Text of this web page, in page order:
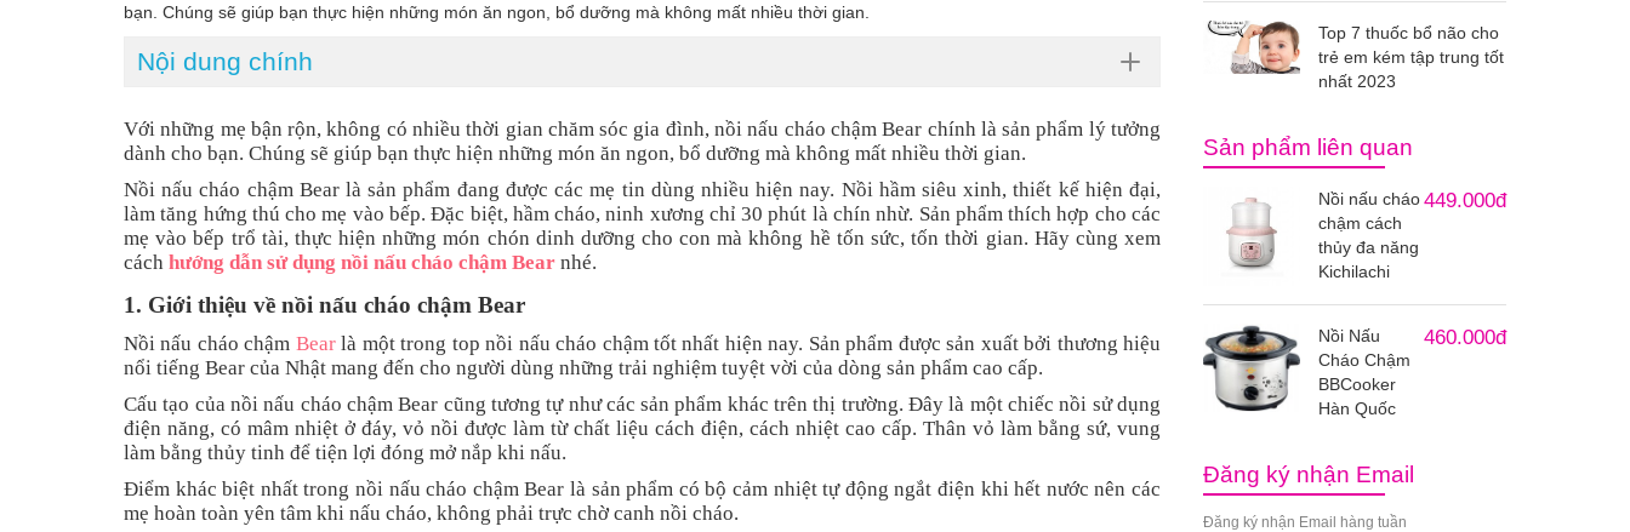
bạn. Chúng sẽ giúp bạn thực hiện những món ăn ngon, bổ dưỡng mà không mất nhiều thời gian.
Nội dung chính
Với những mẹ bận rộn, không có nhiều thời gian chăm sóc gia đình, nồi nấu cháo chậm Bear chính là sản phẩm lý tưởng
dành cho bạn. Chúng sẽ giúp bạn thực hiện những món ăn ngon, bổ dưỡng mà không mất nhiều thời gian.
Nồi nấu cháo chậm Bear là sản phẩm đang được các mẹ tin dùng nhiều hiện nay. Nồi hầm siêu xinh, thiết kế hiện đại,
làm tăng hứng thú cho mẹ vào bếp. Đặc biệt, hầm cháo, ninh xương chỉ 30 phút là chín nhừ. Sản phẩm thích hợp cho các
mẹ vào bếp trổ tài, thực hiện những món chón dinh dưỡng cho con mà không hề tốn sức, tốn thời gian. Hãy cùng xem
cách hướng dẫn sử dụng nồi nấu cháo chậm Bear nhé.
1. Giới thiệu về nồi nấu cháo chậm Bear
Nồi nấu cháo chậm Bearlà một trong top nồi nấu cháo chậm tốt nhất hiện nay. Sản phẩm được sản xuất bởi thương hiệu
nổi tiếng Bear của Nhật mang đến cho người dùng những trải nghiệm tuyệt vời của dòng sản phẩm cao cấp.
Cấu tạo của nồi nấu cháo chậm Bear cũng tương tự như các sản phẩm khác trên thị trường. Đây là một chiếc nồi sử dụng
điện năng, có mâm nhiệt ở đáy, vỏ nồi được làm từ chất liệu cách điện, cách nhiệt cao cấp. Thân vỏ làm bằng sứ, vung
làm bằng thủy tinh để tiện lợi đóng mở nắp khi nấu.
Điểm khác biệt nhất trong nồi nấu cháo chậm Bear là sản phẩm có bộ cảm nhiệt tự động ngắt điện khi hết nước nên các
mẹ hoàn toàn yên tâm khi nấu cháo, không phải trực chờ canh nồi cháo.
Top 7 thuốc bổ não cho
trẻ em kém tập trung tốt
nhất 2023
Sản phẩm liên quan
Nồi nấu cháo
chậm cách
thủy đa năng
Kichilachi
449.000đ
Nồi Nấu
Cháo Chậm
BBCooker
Hàn Quốc
460.000đ
Đăng ký nhận Email
Đăng ký nhận Email hàng tuần